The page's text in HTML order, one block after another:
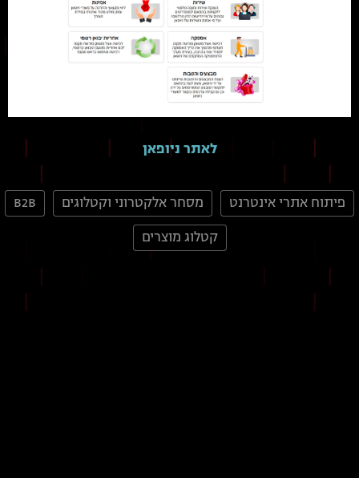
לאתר ניופאן
פיתוח אתרי אינטרנט מסחר אלקטרוני וקטלוגים B2B
קטלוג מוצרים